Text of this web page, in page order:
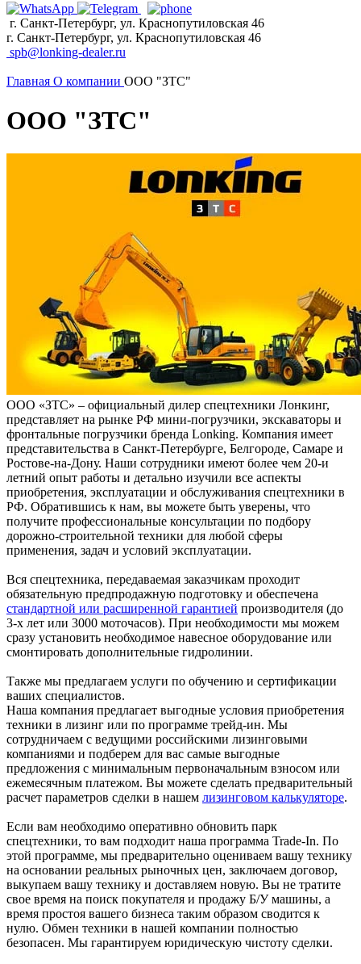
г. Санкт-Петербург, ул. Краснопутиловская 46
г. Санкт-Петербург, ул. Краснопутиловская 46
spb@lonking-dealer.ru
Главная О компании ООО "ЗТС"
ООО "ЗТС"
ООО «ЗТС» – официальный дилер спецтехники Лонкинг,
представляет на рынке РФ мини-погрузчики, экскаваторы и
фронтальные погрузчики бренда Lonking. Компания имеет
представительства в Санкт-Петербурге, Белгороде, Самаре и
Ростове-на-Дону. Наши сотрудники имеют более чем 20-и
летний опыт работы и детально изучили все аспекты
приобретения, эксплуатации и обслуживания спецтехники в
РФ. Обратившись к нам, вы можете быть уверены, что
получите профессиональные консультации по подбору
дорожно-строительной техники для любой сферы
применения, задач и условий эксплуатации.
Вся спецтехника, передаваемая заказчикам проходит
обязательную предпродажную подготовку и обеспечена
стандартной или расширенной гарантией производителя (до
3-х лет или 3000 моточасов). При необходимости мы можем
сразу установить необходимое навесное оборудование или
смонтировать дополнительные гидролинии.
Также мы предлагаем услуги по обучению и сертификации
ваших специалистов.
Наша компания предлагает выгодные условия приобретения
техники в лизинг или по программе трейд-ин. Мы
сотрудничаем с ведущими российскими лизинговыми
компаниями и подберем для вас самые выгодные
предложения с минимальным первоначальным взносом или
ежемесячным платежом. Вы можете сделать предварительный
расчет параметров сделки в нашем лизинговом калькуляторе.
Если вам необходимо оперативно обновить парк
спецтехники, то вам подходит наша программа Trade-In. По
этой программе, мы предварительно оцениваем вашу технику
на основании реальных рыночных цен, заключаем договор,
выкупаем вашу технику и доставляем новую. Вы не тратите
свое время на поиск покупателя и продажу Б/У машины, а
время простоя вашего бизнеса таким образом сводится к
нулю. Обмен техники в нашей компании полностью
безопасен. Мы гарантируем юридическую чистоту сделки.